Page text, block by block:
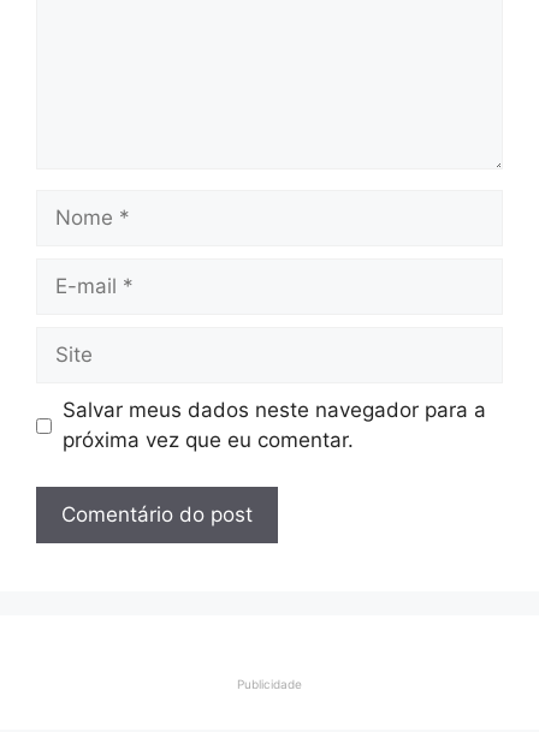
Nome
Site
Salvar meus dados neste navegador para a
próxima vez que eu comentar.
Publicidade